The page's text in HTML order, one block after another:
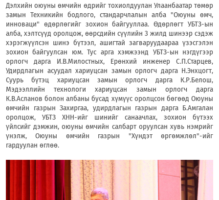
Дэлхийн оюуны өмчийн өдрийг тохиолдуулан Улаанбаатар төмөр
замын Техникийн бодлого, стандарчлалын алба "Оюуны өмч,
инноваци" өдөрлөгийг зохион байгууллаа. Өдөрлөгт УБТЗ-ын
алба, хэлтсүүд оролцож, өөрсдийн сүүлийн 3 жилд шинээр сэдэж
хэрэгжүүлсэн шинэ бүтээл, ашигтай загваруудаараа үзэсгэлэн
зохион байгуулсан юм. Тус арга хэмжээнд УБТЗ-ын нэгдүгээр
орлогч дарга И.В.Милостных, Ерөнхий инженер С.П.Старцев,
Удирдлагын асуудал хариуцсан замын орлогч дарга Н.Энхцогт,
Суурь бүтэц хариуцсан замын орлогч дарга К.Р.Белош,
Мэдээллийн технологи хариуцсан замын орлогч дарга
К.В.Асланов болон албаны бусад хүмүүс оролцсон бөгөөд Оюуны
өмчийн газрын Захиргаа, удирдлагын газрын дарга Б.Амгалан
оролцож, УБТЗ ХНН-ийг шинийг санаачлах, зохион бүтээх
үйлсийг дэмжин, оюуны өмчийн салбарт оруулсан хувь нэмрийг
үнэлж, Оюуны өмчийн газрын "Хүндэт өргөмжлөл"-ийг
гардуулан өглөө.